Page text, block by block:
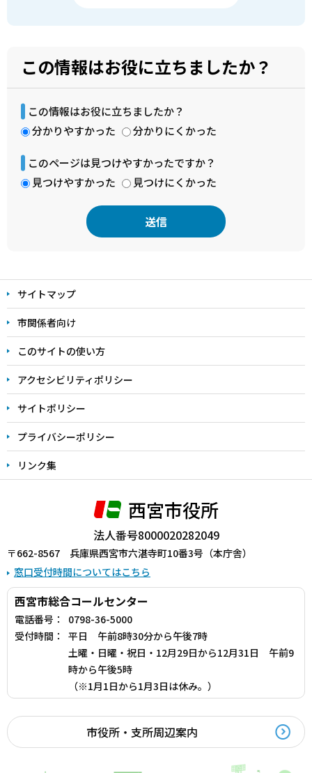
この情報はお役に立ちましたか？
この情報はお役に立ちましたか？
分かりやすかった
分かりにくかった
このページは見つけやすかったですか？
見つけやすかった
見つけにくかった
文
こ
こ
ま
で
サイトマップ
市関係者向け
このサイトの使い方
アクセシビリティポリシー
サイトポリシー
プライバシーポリシー
リンク集
西宮市役所
法人番号8000020282049
〒662-8567 兵庫県西宮市六湛寺町10番3号（本庁舎）
窓口受付時間についてはこちら
西宮市総合コールセンター
電話番号：
0798-36-5000
受付時間：
平日 午前8時30分から午後7時
土曜・日曜・祝日・12月29日から12月31日 午前9
時から午後5時
（※1月1日から1月3日は休み。）
市役所・支所周辺案内